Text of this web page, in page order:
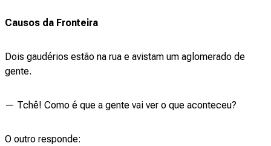
Causos da Fronteira
Dois gaudérios estão na rua e avistam um aglomerado de
gente.
— Tchê! Como é que a gente vai ver o que aconteceu?
O outro responde: